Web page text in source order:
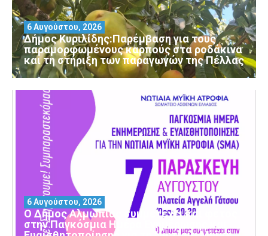
Δήμος Κυριλίδης:Παρέμβαση για τους
παραμορφωμένους καρπούς στα ροδάκινα
και τη στήριξη των παραγωγών της Πέλλας
6 Αυγούστου, 2026
Ο Δήμος Αλμωπίας συμμετέχει και φέτος
στην Παγκόσμια Ημέρα Ενημέρωσης και
6 Αυγούστου, 2026